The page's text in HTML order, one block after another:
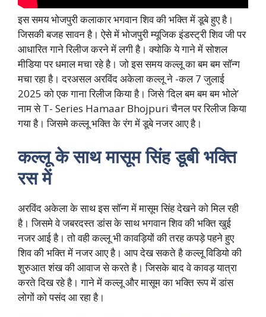
इस समय भोजपुरी कलाकार भगवान शिव की भक्ति में डूबे हुए है।
जिसकी बजह सावन है। ऐसे में भोजपुरी म्यूजिक इंडस्ट्री शिव जी पर
आधारित गाने रिलीज करने में लगी है। क्योकि ये गाने में सोशल
मीडिया पर धमाल मचा रहे है। जो इस समय कल्लू का बम बम सॉन्ग
मचा रहा है। दरअसल अरविंद अकेला कल्लू ने -कल 7 जुलाई
2025 को एक गाना रिलीज किया है। जिसे ‘दिल बम बम बम भोले’
नाम से T- Series Hamaar Bhojpuri चैनल पर रिलीज किया
गया है। जिसमे कल्लू भक्ति के रंग में डूबे नजर आए है।
कल्लू के साथ मासूम सिंह डूबी भक्ति
रस में
अरविंद अकेला के साथ इस सॉन्ग में मासूम सिंह देखने को मिल रही
है। जिसमे वे जबरदस्त डांस के साथ भगवान शिव की भक्ति खुई
नजर आई है। तो वही कल्लू भी कावड़ियों की तरह कपड़े पहने हुए
शिव की भक्ति में नजर आए है। आप देख सकते है कल्लू विडियो की
शुरुआत शंख की आवाज से करते है। जिसके बाद वे कावड़ यात्रा
करते दिख रहे है। गाने में कल्लू और मासूम का भक्ति रूप में डांस
लोगों को पसंद आ रहा है।